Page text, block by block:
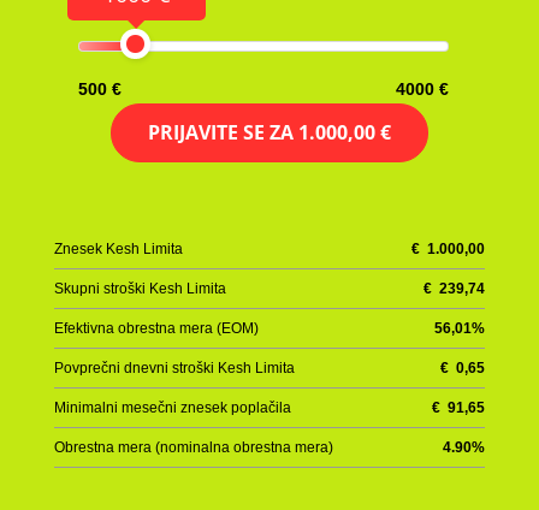
500 € 4000 €
PRIJAVITE SE ZA 1.000,00 €
Znesek Kesh Limita €1.000,00
Skupni stroški Kesh Limita €239,74
Efektivna obrestna mera (EOM) 56,01%
Povprečni dnevni stroški Kesh Limita €0,65
Minimalni mesečni znesek poplačila €91,65
Obrestna mera (nominalna obrestna mera) 4.90%